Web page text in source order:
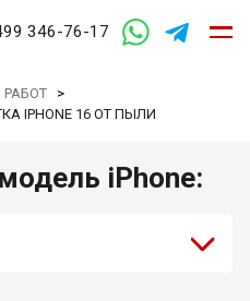
346-76-17
>
IPHONE 16 ОТ ПЫЛИ
iPhone: